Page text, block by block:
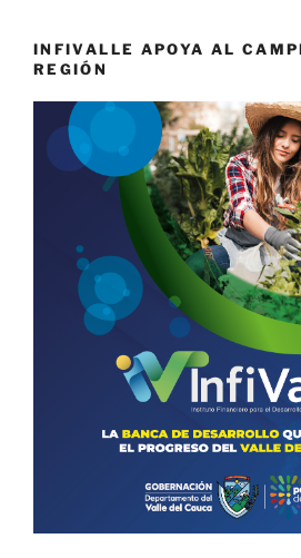
INFIVALLE APOYA AL
REGIÓN